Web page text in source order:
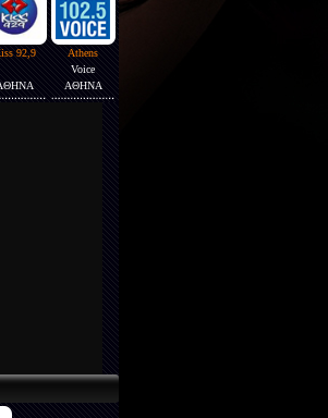
92,9
Athens
Voice
ΑΘΗΝΑ